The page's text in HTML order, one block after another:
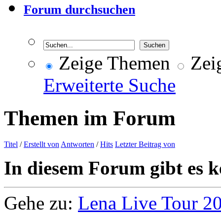
Forum durchsuchen
Zeige Themen
Erweiterte Suche
Themen im Forum
Titel /Erstellt von Antworten /Hits Letzter Beitrag von
In diesem Forum gibt es
Gehe zu: Lena Live Tour